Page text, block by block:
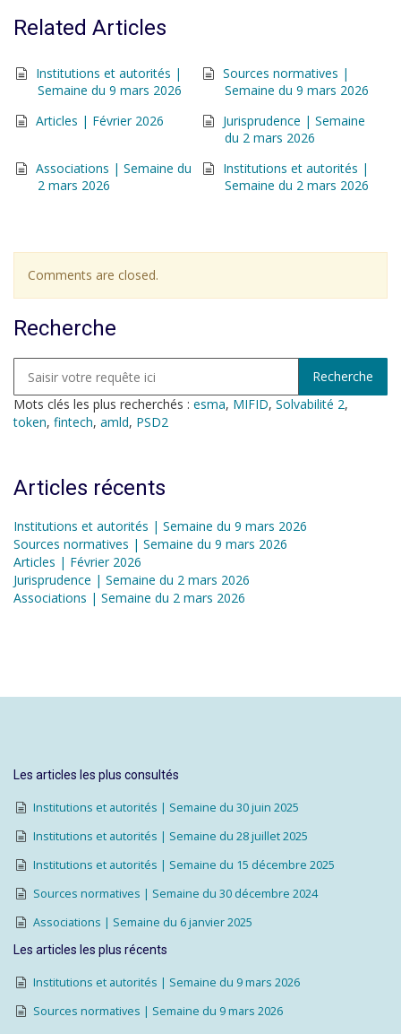
Related Articles
Institutions et autorités |
Semaine du 9 mars 2026
Sources normatives |
Semaine du 9 mars 2026
Articles | Février 2026
Jurisprudence | Semaine
du 2 mars 2026
Associations | Semaine du
2 mars 2026
Institutions et autorités |
Semaine du 2 mars 2026
Comments are closed.
Recherche
Mots clés les plus recherchés : esma, MIFID, Solvabilité 2,
token, fintech, amld, PSD2
Articles récents
Institutions et autorités | Semaine du 9 mars 2026
Sources normatives | Semaine du 9 mars 2026
Articles | Février 2026
Jurisprudence | Semaine du 2 mars 2026
Associations | Semaine du 2 mars 2026
Les articles les plus consultés
Institutions et autorités | Semaine du 30 juin 2025
Institutions et autorités | Semaine du 28 juillet 2025
Institutions et autorités | Semaine du 15 décembre 2025
Sources normatives | Semaine du 30 décembre 2024
Associations | Semaine du 6 janvier 2025
Les articles les plus récents
Institutions et autorités | Semaine du 9 mars 2026
Sources normatives | Semaine du 9 mars 2026